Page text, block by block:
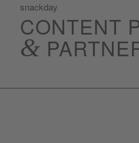
snackday
CONTENT
&